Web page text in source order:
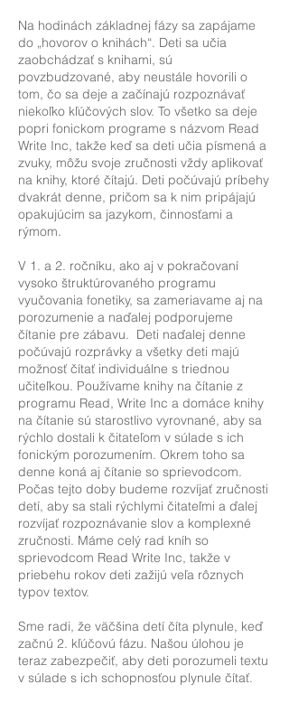
Na hodinách základnej fázy sa zapájame
do „hovorov o knihách“. Deti sa učia
zaobchádzať s knihami, sú
povzbudzované, aby neustále hovorili o
tom, čo sa deje a začínajú rozpoznávať
niekoľko kľúčových slov. To všetko sa deje
popri fonickom programe s názvom Read
Write Inc, takže keď sa deti učia písmená a
zvuky, môžu svoje zručnosti vždy aplikovať
na knihy, ktoré čítajú. Deti počúvajú príbehy
dvakrát denne, pričom sa k nim pripájajú
opakujúcim sa jazykom, činnosťami a
rýmom.
V 1. a 2. ročníku, ako aj v pokračovaní
vysoko štruktúrovaného programu
vyučovania fonetiky, sa zameriavame aj na
porozumenie a naďalej podporujeme
čítanie pre zábavu. Deti naďalej denne
počúvajú rozprávky a všetky deti majú
možnosť čítať individuálne s triednou
učiteľkou. Používame knihy na čítanie z
programu Read, Write Inc a domáce knihy
na čítanie sú starostlivo vyrovnané, aby sa
rýchlo dostali k čitateľom v súlade s ich
fonickým porozumením. Okrem toho sa
denne koná aj čítanie so sprievodcom.
Počas tejto doby budeme rozvíjať zručnosti
detí, aby sa stali rýchlymi čitateľmi a ďalej
rozvíjať rozpoznávanie slov a komplexné
zručnosti. Máme celý rad kníh so
sprievodcom Read Write Inc, takže v
priebehu rokov deti zažijú veľa rôznych
typov textov.
Sme radi, že väčšina detí číta plynule, keď
začnú 2. kľúčovú fázu. Našou úlohou je
teraz zabezpečiť, aby deti porozumeli textu
v súlade s ich schopnosťou plynule čítať.